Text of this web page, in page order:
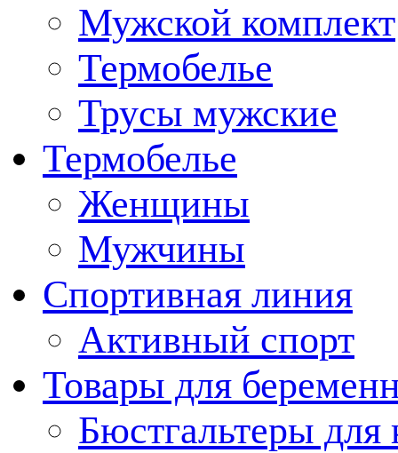
Мужской комплект
Термобелье
Трусы мужские
Термобелье
Женщины
Мужчины
Спортивная линия
Активный спорт
Товары для
Бюстгальтеры